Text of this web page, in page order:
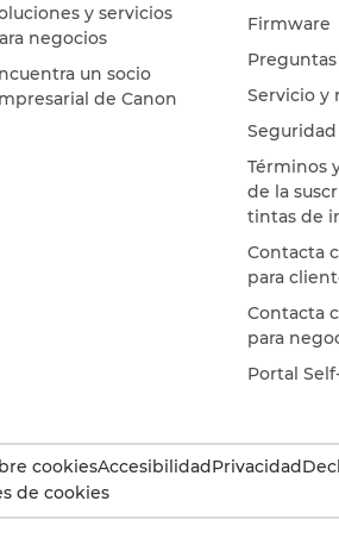
y servicios
negocios
un socio
de Canon
Firmware
Servicio y
Términos
de la
tintas de
Contacta
para
Contacta
para
Portal
cookiesAccesibilidadPrivacidad
de cookies